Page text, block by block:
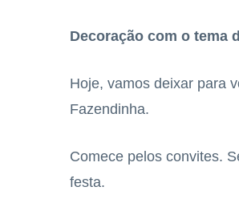
Decoração com o tema
Hoje, vamos deixar para
Fazendinha.
Comece pelos convites.
festa.